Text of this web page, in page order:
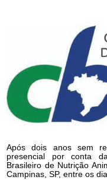
Após dois anos sem
presencial por conta
Brasileiro de Nutrição
Campinas, SP, entre os